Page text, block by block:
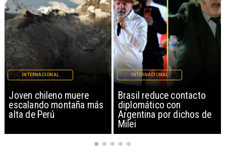
Brasil reduce contacto
diplomático con
Argentina por dichos de
INTERNACIONAL
China restringe
exportación de drones a
EEUU y sanciona
empresas
INTERNACIONAL